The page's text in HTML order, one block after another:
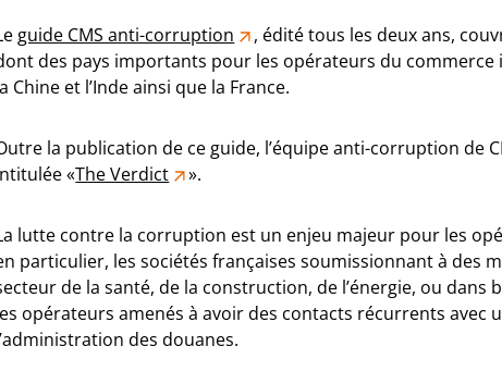
guide CMS anti-corruption
, édité tous les deux ans,
des pays importants pour les opérateurs du commerce
Chine et l’Inde ainsi que la France.
la publication de ce guide, l’équipe anti-corruption de
«The Verdict ».
lutte contre la corruption est un enjeu majeur pour les
particulier, les sociétés françaises soumissionnant à des
de la santé, de la construction, de l’énergie, ou dans
opérateurs amenés à avoir des contacts récurrents avec
des douanes.